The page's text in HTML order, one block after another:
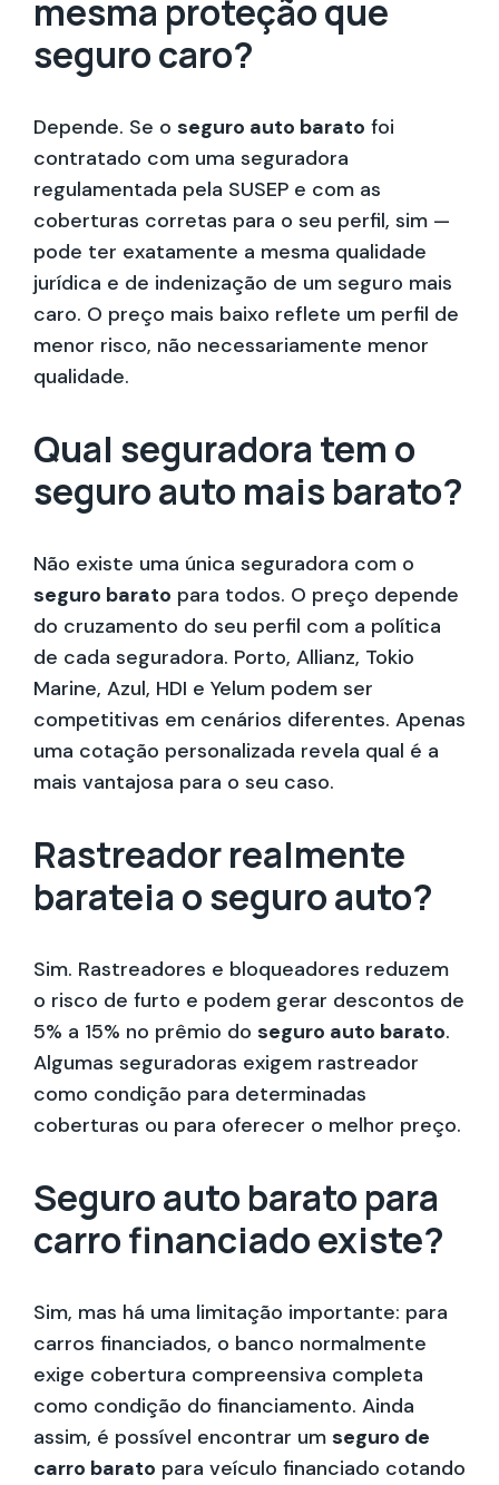
mesma proteção que
seguro caro?
Depende. Se o seguro auto barato foi
contratado com uma seguradora
regulamentada pela SUSEP e com as
coberturas corretas para o seu perfil, sim —
pode ter exatamente a mesma qualidade
jurídica e de indenização de um seguro mais
caro. O preço mais baixo reflete um perfil de
menor risco, não necessariamente menor
qualidade.
Qual seguradora tem o
seguro auto mais barato?
Não existe uma única seguradora com o
seguro barato para todos. O preço depende
do cruzamento do seu perfil com a política
de cada seguradora. Porto, Allianz, Tokio
Marine, Azul, HDI e Yelum podem ser
competitivas em cenários diferentes. Apenas
uma cotação personalizada revela qual é a
mais vantajosa para o seu caso.
Rastreador realmente
barateia o seguro auto?
Sim. Rastreadores e bloqueadores reduzem
o risco de furto e podem gerar descontos de
5% a 15% no prêmio do seguro auto barato.
Algumas seguradoras exigem rastreador
como condição para determinadas
coberturas ou para oferecer o melhor preço.
Seguro auto barato para
carro financiado existe?
Sim, mas há uma limitação importante: para
carros financiados, o banco normalmente
exige cobertura compreensiva completa
como condição do financiamento. Ainda
assim, é possível encontrar um seguro de
carro barato para veículo financiado cotando